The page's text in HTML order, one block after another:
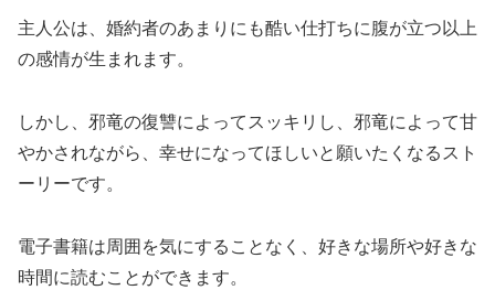
主人公は、婚約者のあまりにも酷い仕打ちに腹が立つ以上
の感情が生まれます。
しかし、邪竜の復讐によってスッキリし、邪竜によって甘
やかされながら、幸せになってほしいと願いたくなるスト
ーリーです。
電子書籍は周囲を気にすることなく、好きな場所や好きな
時間に読むことができます。